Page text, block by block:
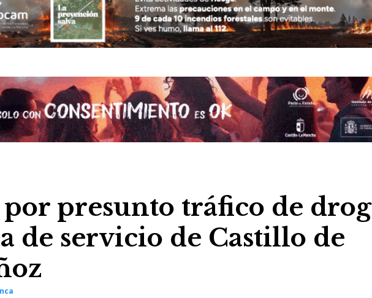
presunto tráfico de
de servicio de Castillo de